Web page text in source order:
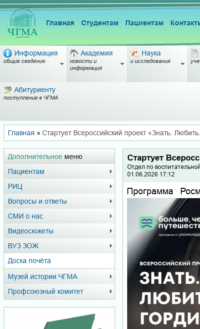
Главная Студентам Пациентам
Информация
общие сведения
Академия
новости и
информация
Наука
и исследования
Абитуриенту
поступление в ЧГМА
Главная » Стартует Всероссийский проект «Знать.
Дополнительное меню
Пациентам
РИЦ
Вопросы и ответы
СМИ о нас
Видеосюжеты
ВУЗ ЗОЖ
Доска почёта
Музей истории ЧГМА
Профсоюзный комитет
Стартует
Отдел по
01.06.2026 17:12
Программа